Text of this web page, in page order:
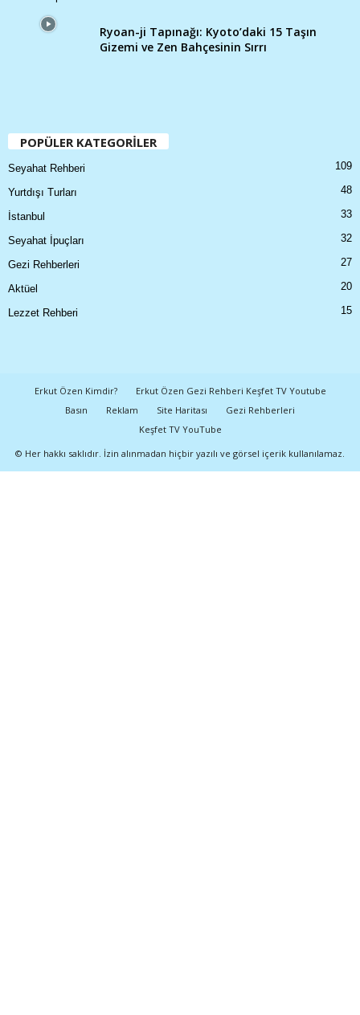
Ryoan-ji Tapınağı: Kyoto’daki 15 Taşın
Gizemi ve Zen Bahçesinin Sırrı
POPÜLER KATEGORİLER
Seyahat Rehberi 109
Yurtdışı Turları 48
İstanbul 33
Seyahat İpuçları 32
Gezi Rehberleri 27
Aktüel 20
Lezzet Rehberi 15
Erkut Özen Kimdir?
Erkut Özen Gezi Rehberi Keşfet TV Youtube
Basın
Reklam Site Haritası
Gezi Rehberleri
Keşfet TV YouTube
© Her hakkı saklıdır. İzin alınmadan hiçbir yazılı ve görsel içerik kullanılamaz.